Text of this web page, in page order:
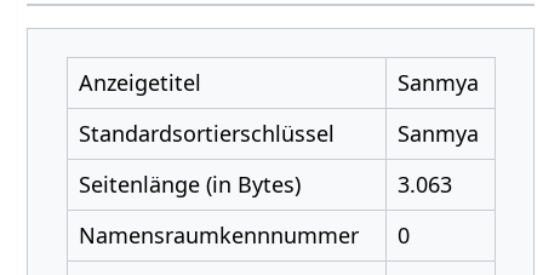
Anzeigetitel
Sanmya
Standardsortierschlüssel
Sanmya
Seitenlänge (in Bytes)
3.063
Namensraumkennnummer
0